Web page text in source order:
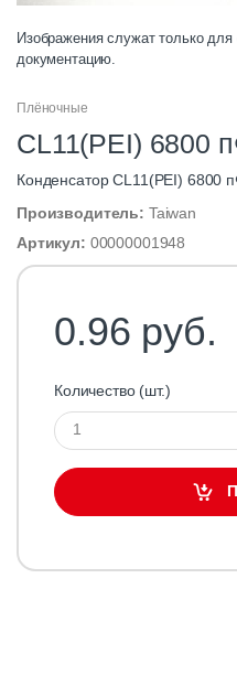
Изображения служат только
документацию.
Плёночные
CL11(PEI) 6800
Конденсатор CL11(PEI) 6800
Производитель: Taiwan
Артикул: 00000001948
0.96 руб.
Количество (шт.)